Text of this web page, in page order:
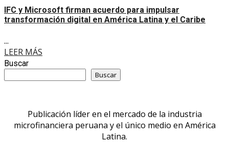
IFC y Microsoft firman acuerdo para impulsar
transformación digital en América Latina y el Caribe
...
LEER MÁS
Buscar
Buscar
Publicación líder en el mercado de la industria
microfinanciera peruana y el único medio en América
Latina.